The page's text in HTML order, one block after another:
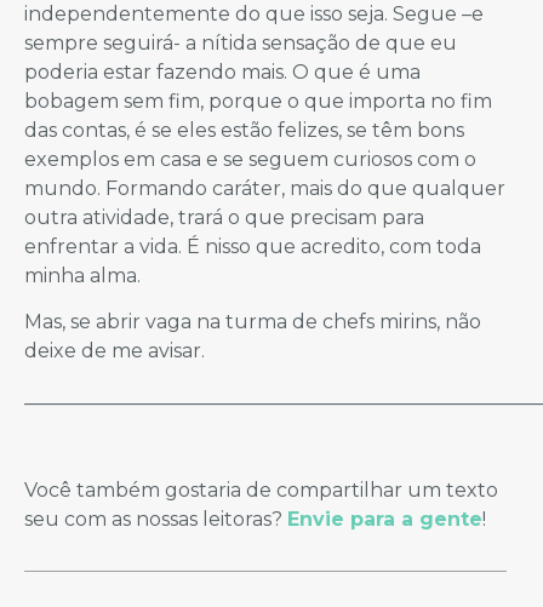
independentemente do que isso seja. Segue –e
sempre seguirá- a nítida sensação de que eu
poderia estar fazendo mais. O que é uma
bobagem sem fim, porque o que importa no fim
das contas, é se eles estão felizes, se têm bons
exemplos em casa e se seguem curiosos com o
mundo. Formando caráter, mais do que qualquer
outra atividade, trará o que precisam para
enfrentar a vida. É nisso que acredito, com toda
minha alma.
Mas, se abrir vaga na turma de chefs mirins, não
deixe de me avisar.
Você também gostaria de compartilhar um texto
seu com as nossas leitoras? Envie para a gente!